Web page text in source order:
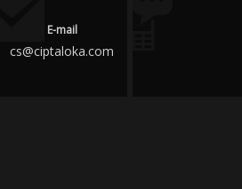
E-mail
cs@ciptaloka.com